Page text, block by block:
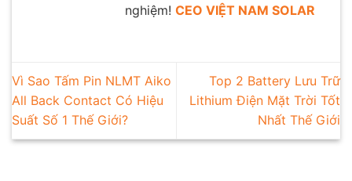
nghiệm! CEO VIỆT NAM SOLAR
Vì Sao Tấm Pin NLMT Aiko
All Back Contact Có Hiệu
Suất Số 1 Thế Giới?
Top 2 Battery Lưu Trữ
Lithium Điện Mặt Trời Tốt
Nhất Thế Giới